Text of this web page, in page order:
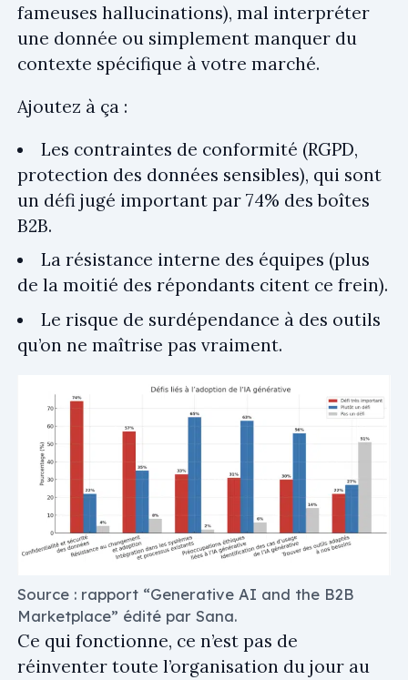
fameuses hallucinations), mal interpréter
une donnée ou simplement manquer du
contexte spécifique à votre marché.
Ajoutez à ça :
Les contraintes de conformité (RGPD,
protection des données sensibles), qui sont
un défi jugé important par 74% des boîtes
B2B.
La résistance interne des équipes (plus
de la moitié des répondants citent ce frein).
Le risque de surdépendance à des outils
qu’on ne maîtrise pas vraiment.
Source : rapport “Generative AI and the B2B
Marketplace” édité par Sana.
Ce qui fonctionne, ce n’est pas de
réinventer toute l’organisation du jour au